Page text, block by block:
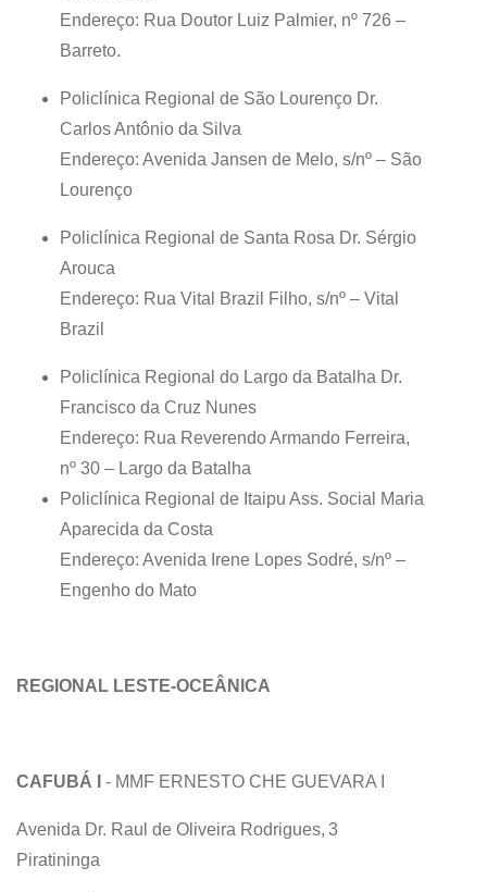
Endereço: Rua Doutor Luiz Palmier, nº 726 –
Barreto.
Policlínica Regional de São Lourenço Dr.
Carlos Antônio da Silva
Endereço: Avenida Jansen de Melo, s/nº – São
Lourenço
Policlínica Regional de Santa Rosa Dr. Sérgio
Arouca
Endereço: Rua Vital Brazil Filho, s/nº – Vital
Brazil
Policlínica Regional do Largo da Batalha Dr.
Francisco da Cruz Nunes
Endereço: Rua Reverendo Armando Ferreira,
nº 30 – Largo da Batalha
Policlínica Regional de Itaipu Ass. Social Maria
Aparecida da Costa
Endereço: Avenida Irene Lopes Sodré, s/nº –
Engenho do Mato
REGIONAL LESTE-OCEÂNICA
CAFUBÁ I - MMF ERNESTO CHE GUEVARA I
Avenida Dr. Raul de Oliveira Rodrigues, 3
Piratininga